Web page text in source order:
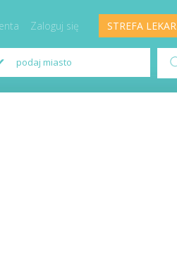
Zaloguj się STREFA